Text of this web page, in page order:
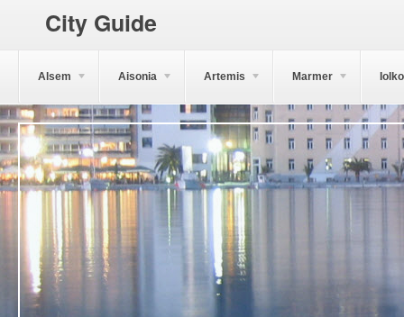
City Guide
Alsem Aisonia Artemis Marmer